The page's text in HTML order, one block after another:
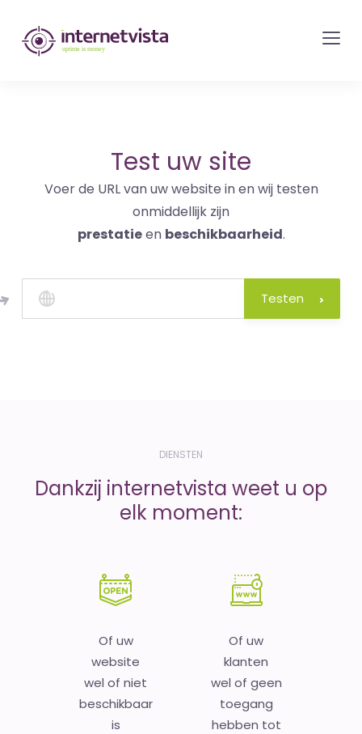
internetvista
monitoring
en
internetdiensten
Uptime
is
money
Test uw site
Voer de URL van uw website in en wij testen
onmiddellijk zijn
prestatieen beschikbaarheid.
Testen
DIENSTEN
Dankzij internetvista weet u op
elk moment:
Of uw
website
wel of niet
beschikbaar
is
Of uw
klanten
wel of geen
toegang
hebben tot